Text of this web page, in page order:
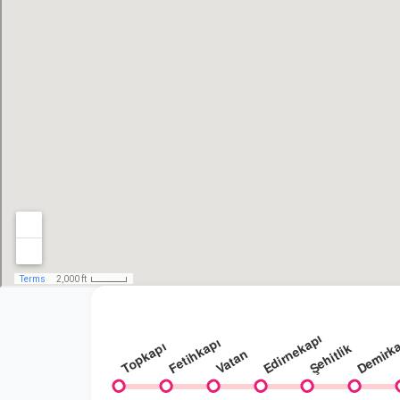
TopkapıFetihkapıVatan EdirnekapıŞehitlik